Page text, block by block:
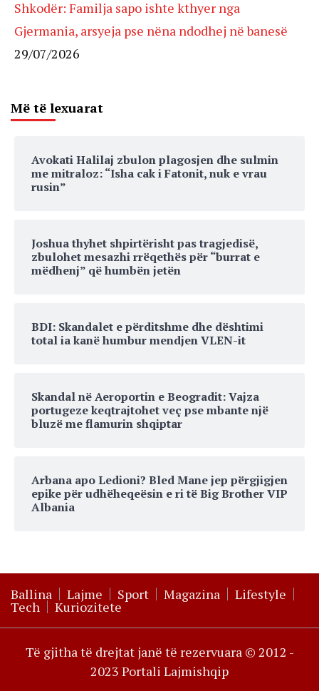
Shkodër: Familja sapo ishte kthyer nga
Gjermania, arsyeja pse nëna ndodhej në banesë
29/07/2026
Më të lexuarat
Avokati Halilaj zbulon plagosjen dhe sulmin
me mitraloz: “Isha cak i Fatonit, nuk e vrau
rusin”
Joshua thyhet shpirtërisht pas tragjedisë,
zbulohet mesazhi rrëqethës për “burrat e
mëdhenj” që humbën jetën
BDI: Skandalet e përditshme dhe dështimi
total ia kanë humbur mendjen VLEN-it
Skandal në Aeroportin e Beogradit: Vajza
portugeze keqtrajtohet veç pse mbante një
bluzë me flamurin shqiptar
Arbana apo Ledioni? Bled Mane jep përgjigjen
epike për udhëheqeësin e ri të Big Brother VIP
Albania
Ballina Lajme Sport Magazina Lifestyle
Tech Kuriozitete
Të gjitha të drejtat janë të rezervuara © 2012 -
2023 Portali Lajmishqip